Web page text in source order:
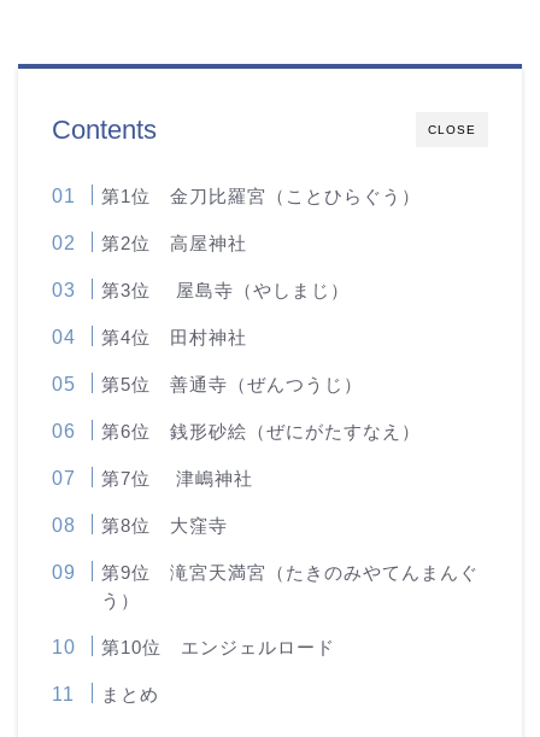
CLOSE
Contents
第1位 金刀比羅宮（ことひらぐう）
第2位 高屋神社
第3位 屋島寺（やしまじ）
第4位 田村神社
第5位 善通寺（ぜんつうじ）
第6位 銭形砂絵（ぜにがたすなえ）
第7位 津嶋神社
第8位 大窪寺
第9位 滝宮天満宮（たきのみやてんまんぐ
う）
第10位 エンジェルロード
まとめ